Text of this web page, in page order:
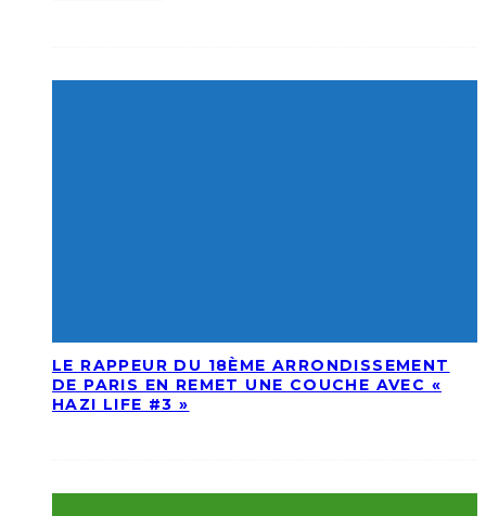
LE RAPPEUR DU 18ÈME ARRONDISSEMENT
DE PARIS EN REMET UNE COUCHE AVEC «
HAZI LIFE #3 »